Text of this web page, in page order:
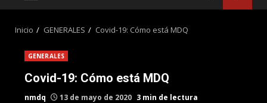
Inicio GENERALES Covid-19: Cómo está MDQ
GENERALES
Covid-19: Cómo está MDQ
nmdq 13 de mayo de 2020 3 min de lectura